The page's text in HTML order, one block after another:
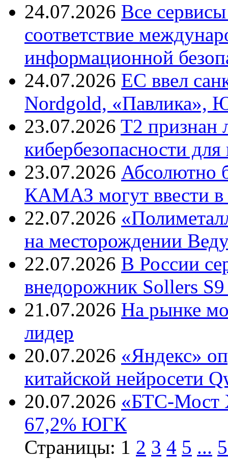
24.07.2026 Все
соответствие
информационной
24.07.2026 ЕС ввел
Nordgold, «Павлика»,
23.07.2026 T2 признан
кибербезопасности
23.07.2026 Абсолютно
КАМАЗ могут ввести в
22.07.2026
на месторождении
22.07.2026 В России
внедорожник Sollers
21.07.2026 На рынке
лидер
20.07.2026 «Яндекс»
китайской нейросети
20.07.2026 «БТС-Мост
67,2% ЮГК
Страницы: 1 2 3 4 5 ...